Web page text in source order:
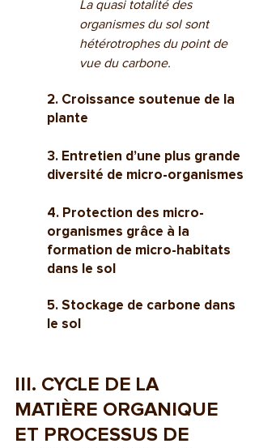
La quasi totalité des
organismes du sol sont
hétérotrophes du point de
vue du carbone.
2. Croissance soutenue de la
plante
3. Entretien d’une plus grande
diversité de micro-organismes
4. Protection des micro-
organismes grâce à la
formation de micro-habitats
dans le sol
5. Stockage de carbone dans
le sol
III. CYCLE DE LA
MATIÈRE ORGANIQUE
ET PROCESSUS DE